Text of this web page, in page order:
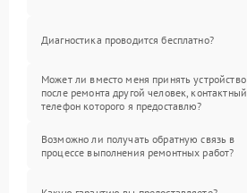
Диагностика проводится бесплатно?
Может ли вместо меня принять устройство
после ремонта другой человек, контактный
телефон которого я предоставлю?
Возможно ли получать обратную связь в
процессе выполнения ремонтных работ?